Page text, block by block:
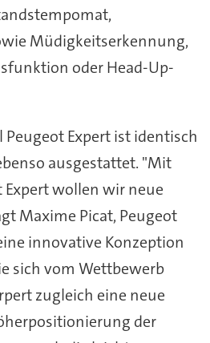
Müdigkeitserkennung,
oder Head-Up-
Expert ist identisch
ausgestattet. "Mit
wollen wir neue
Maxime Picat, Peugeot
innovative Konzeption
sich vom Wettbewerb
zugleich eine neue
der